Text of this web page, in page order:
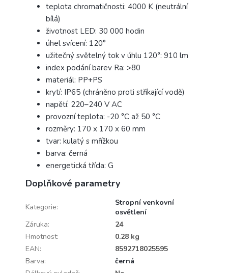
teplota chromatičnosti: 4000 K (neutrální
bílá)
životnost LED: 30 000 hodin
úhel svícení: 120°
užitečný světelný tok v úhlu 120°: 910 lm
index podání barev Ra: >80
materiál: PP+PS
krytí: IP65 (chráněno proti stříkající vodě)
napětí: 220–240 V AC
provozní teplota: -20 °C až 50 °C
rozměry: 170 x 170 x 60 mm
tvar: kulatý s mřížkou
barva: černá
energetická třída: G
Doplňkové parametry
Kategorie:
Stropní venkovní
osvětlení
Záruka:
24
Hmotnost:
0.28 kg
EAN:
8592718025595
Barva:
černá